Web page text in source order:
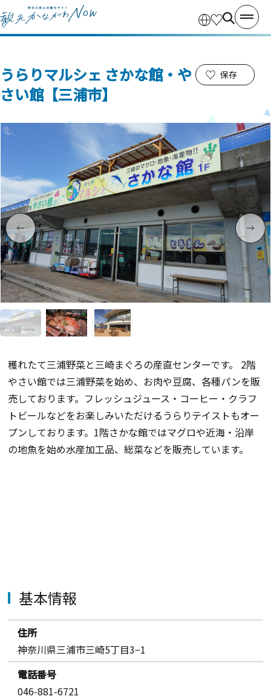
うらりマルシェ さかな館・や
さい館【三浦市】
保存
穫れたて三浦野菜と三崎まぐろの産直センターです。 2階
やさい館では三浦野菜を始め、お肉や豆腐、各種パンを販
売しております。フレッシュジュース・コーヒー・クラフ
トビールなどをお楽しみいただけるうらりテイストもオー
プンしております。1階さかな館ではマグロや近海・沿岸
の地魚を始め水産加工品、総菜などを販売しています。
基本情報
住所
神奈川県三浦市三崎5丁目3−1
電話番号
046-881-6721